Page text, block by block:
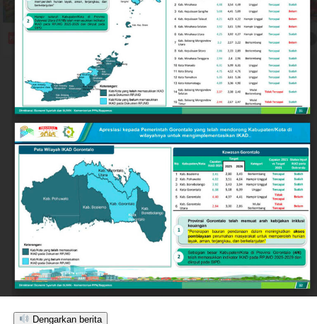
ideal sebagai destinasi investasi, pusat pendidikan,
maupun kawasan hunian yang aman bagi warga lokal
Keberhasilan ini tidak terlepas dari langkah strategis
Pemerintah Kota Gorontalo di bawah kepemimpinan
Wali Kota Adhan Dambea. Salah satu pilar utamanya
adalah penguatan nilai-nilai toleransi antarumat
beragama secara inklusif.
Wali Kota Adhan Dambea menegaskan komitmennya
untuk menjadi mengayom bagi seluruh lapisan
masyarakat tanpa membedakan latar belakang agama.
Komitmen ini diwujudkan lewat dukungan nyata
terhadap berbagai agenda keagamaan, termasuk bagi
kelompok minoritas.
Selain pengukuhan nilai toleransi, kondusivitas daerah
turut ditopang oleh tindakan tegas Pemkot Gorontalo
bersama aparat penegak hukum dalam memberantas
Dengarkan berita